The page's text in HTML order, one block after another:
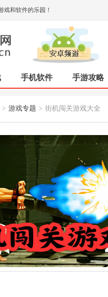
戏和软件的乐园！
手机软件 手游攻略
> 游戏专题 > 街机闯关游戏大全